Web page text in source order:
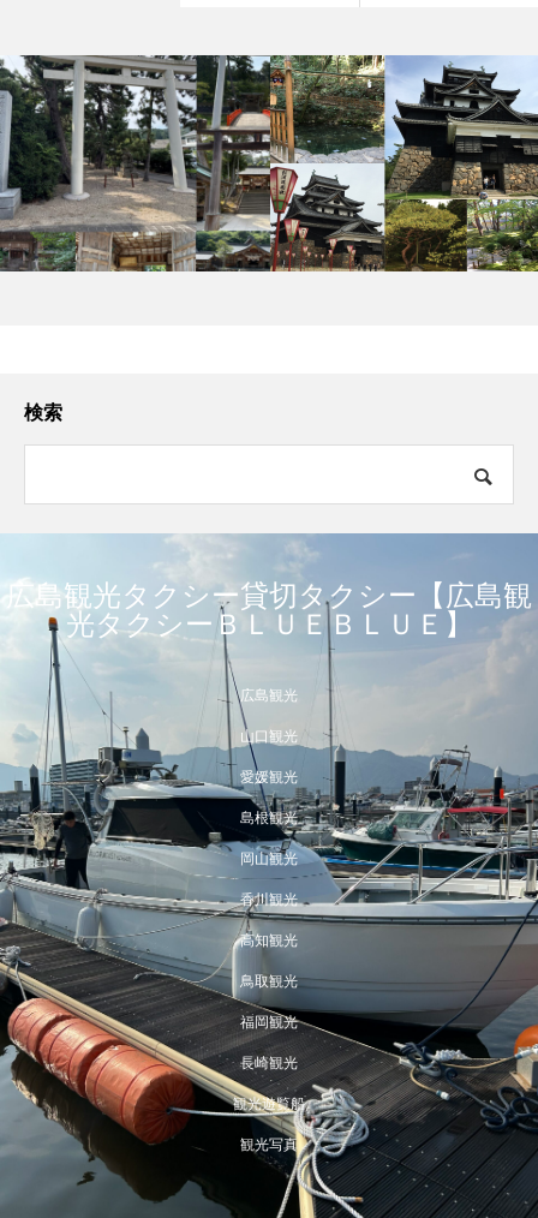
検索
広島観光タクシー貸切タクシー【広島観
光タクシーＢＬＵＥＢＬＵＥ】
広島観光
山口観光
愛媛観光
島根観光
岡山観光
香川観光
高知観光
鳥取観光
福岡観光
長崎観光
観光遊覧船
観光写真